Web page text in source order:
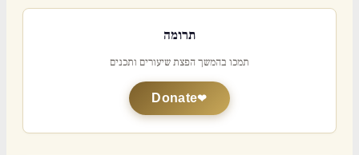
תרומה
תמכו בהמשך הפצת שיעורים ותכנים
Donate